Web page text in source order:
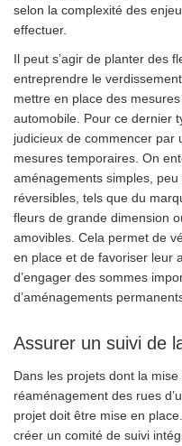
selon la complexité des
effectuer.
Il peut s’agir de planter des
entreprendre le
mettre en place des
automobile. Pour ce dernier
judicieux de commencer par
mesures temporaires. On
aménagements simples,
réversibles, tels que du
fleurs de grande dimension
amovibles. Cela permet de
en place et de favoriser leur
d’engager des sommes
d’aménagements
Assurer un suivi de
Dans les projets dont la
réaménagement des rues
projet doit être mise en
créer un comité de suivi